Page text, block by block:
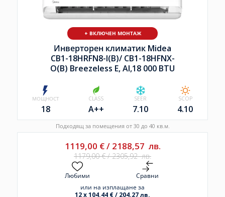
+ ВКЛЮЧЕН МОНТАЖ
Инверторен климатик Midea
CB1-18HRFN8-I(B)/CB1-18HFNX-
O(B) Breezeless E, AI,18 000 BTU
МОЩНОСТ
18
CLASS
A++
SEER
7.10
SCOP
4.10
Подходящ за помещения от 30 до 40 кв.м.
1119,00 €/ 2188,57 лв.
1179,00€/2305,92лв.
Любими
Сравни
или на изплащане за
12 x 104.44 € / 204.27 лв.